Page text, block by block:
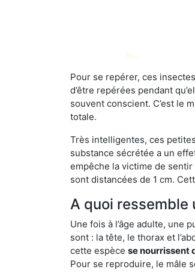
Pour se repérer, ces
d’être repérées pendant
souvent conscient. C’est le
totale.
Très intelligentes, ces
substance sécrétée a un
empêche la victime de
sont distancées de 1 cm.
A quoi ressemble
Une fois à l’âge adulte, une
sont : la tête, le thorax et
cette espèce se nourrissent
Pour se reproduire, le mâle